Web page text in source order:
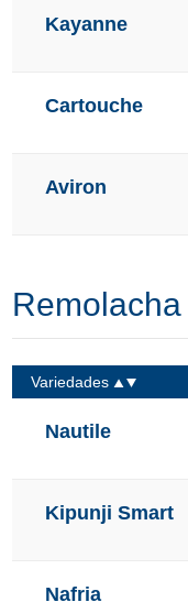
Kayanne
Cartouche
Aviron
Variedades
Nautile
Kipunji Smart
Nafria